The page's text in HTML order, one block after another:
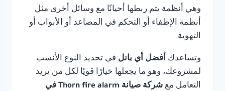
وهي أنظمة يتم ربطها أحيانًا مع وسائل أخرى مثل
أنظمة الإطفاء أو التحكم في المصاعد أو الأبواب أو
التهوية.
وتساعدك أفضل أي بانل في تحديد النوع الأنسب
لمشروعك، وهو ما يجعلها خيارًا قويًا لكل من يريد
التعامل مع
شركة صيانة Thorn fire alarm في